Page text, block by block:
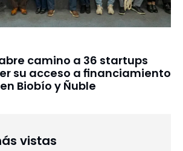
camino a 36 startups
su acceso a financiamiento
Biobío y Ñuble
vistas